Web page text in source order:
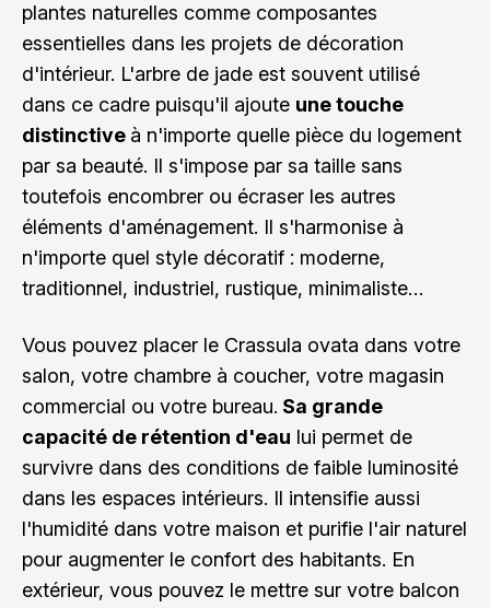
plantes naturelles comme composantes
essentielles dans les projets de décoration
d'intérieur. L'arbre de jade est souvent utilisé
dans ce cadre puisqu'il ajoute une touche
distinctive à n'importe quelle pièce du logement
par sa beauté. Il s'impose par sa taille sans
toutefois encombrer ou écraser les autres
éléments d'aménagement. Il s'harmonise à
n'importe quel style décoratif : moderne,
traditionnel, industriel, rustique, minimaliste…
Vous pouvez placer le Crassula ovata dans votre
salon, votre chambre à coucher, votre magasin
commercial ou votre bureau. Sa grande
capacité de rétention d'eau lui permet de
survivre dans des conditions de faible luminosité
dans les espaces intérieurs. Il intensifie aussi
l'humidité dans votre maison et purifie l'air naturel
pour augmenter le confort des habitants. En
extérieur, vous pouvez le mettre sur votre balcon